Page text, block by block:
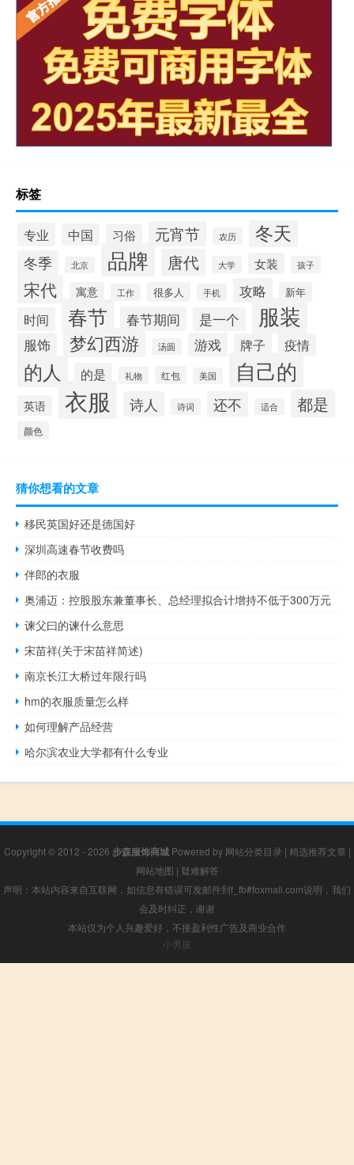
标签
专业 中国 习俗 元宵节 农历 冬天
冬季 北京 品牌 唐代 大学 女装 孩子
宋代 寓意 工作 很多人 手机 攻略 新年
时间 春节 春节期间 是一个 服装
服饰 梦幻西游 汤圆 游戏 牌子 疫情
的人 的是 礼物 红包 美国 自己的
英语 衣服 诗人 诗词 还不 适合 都是
颜色
猜你想看的文章
移民英国好还是德国好
深圳高速春节收费吗
伴郎的衣服
奥浦迈：控股股东兼董事长、总经理拟合计增持不低于300万元
谏父曰的谏什么意思
宋苗祥(关于宋苗祥简述)
南京长江大桥过年限行吗
hm的衣服质量怎么样
如何理解产品经营
哈尔滨农业大学都有什么专业
Copyright © 2012 - 2026 步森服饰商城Powered by 网站分类目录 | 精选推荐文章 |
网站地图 | 疑难解答
声明：本站内容来自互联网，如信息有错误可发邮件到f_fb#foxmail.com说明，我们
会及时纠正，谢谢
本站仅为个人兴趣爱好，不接盈利性广告及商业合作
小男孩